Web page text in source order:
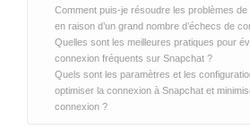
Comment puis-je résoudre les problèmes
en raison d’un grand nombre d’échecs de
Quelles sont les meilleures pratiques pour
connexion fréquents sur Snapchat ?
Quels sont les paramètres et les
optimiser la connexion à Snapchat et
connexion ?